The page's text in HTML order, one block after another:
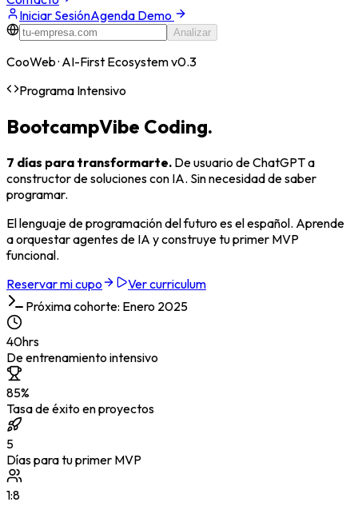
Iniciar SesiónAgenda Demo
Analizar
CooWeb · AI-First Ecosystem v0.3
Programa Intensivo
BootcampVibe Coding.
7 días para transformarte. De usuario de ChatGPT a
constructor de soluciones con IA. Sin necesidad de saber
programar.
El lenguaje de programación del futuro es elespañol. Aprende
a orquestar agentes de IA y construye tu primer MVP
funcional.
Reservar mi cupo
Ver curriculum
Próxima cohorte: Enero 2025
40hrs
De entrenamiento intensivo
85%
Tasa de éxito en proyectos
5
Días para tu primer MVP
1:8